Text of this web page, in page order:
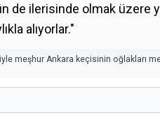
de ilerisinde olmak
alıyorlar."
meşhur Ankara keçisinin oğlakları